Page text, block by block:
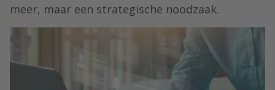
meer, maar een strategische noodzaak.